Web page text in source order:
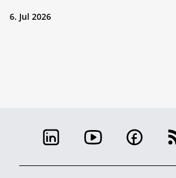
6. Jul 2026